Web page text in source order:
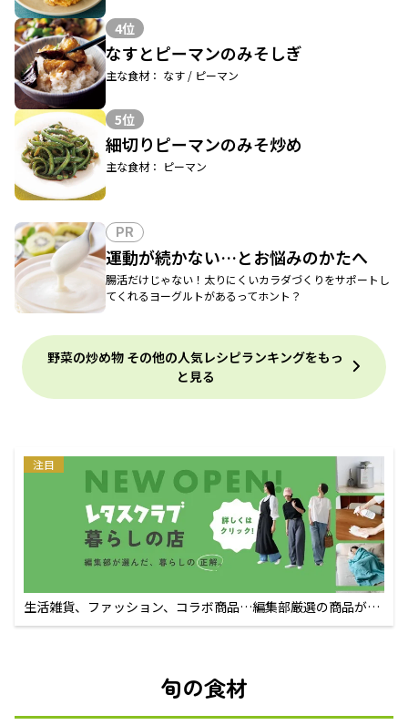
4位
なすとピーマンのみそしぎ
主な食材： なす / ピーマン
5位
細切りピーマンのみそ炒め
主な食材： ピーマン
PR
運動が続かない…とお悩みのかたへ
腸活だけじゃない！太りにくいカラダづくりをサポートし
てくれるヨーグルトがあるってホント？
野菜の炒め物 その他の人気レシピランキングをもっ
と見る
注目
生活雑貨、ファッション、コラボ商品…編集部厳選の商品が買
えるECサイト
旬の食材